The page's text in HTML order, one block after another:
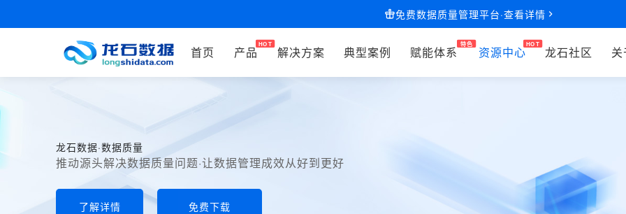
免费数据质量管理平台·查看详情
龙石数据·数据质量
推动源头解决数据质量问题·让数据管理成效从好到更好
了解详情 免费下载
首页 产品 解决方案 典型案例 赋能体系 资源中心 龙石社区